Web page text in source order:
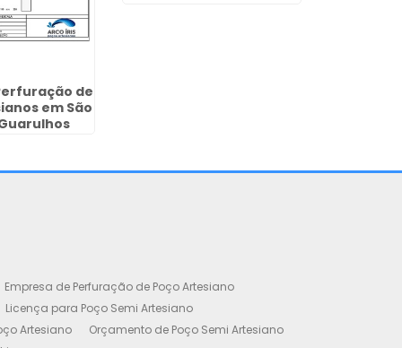
de
em São
Empresa de Perfuração de Poço Artesiano
Licença para Poço Semi Artesiano
Artesiano
Orçamento de Poço Semi Artesiano